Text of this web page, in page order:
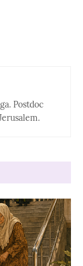
Postdoc